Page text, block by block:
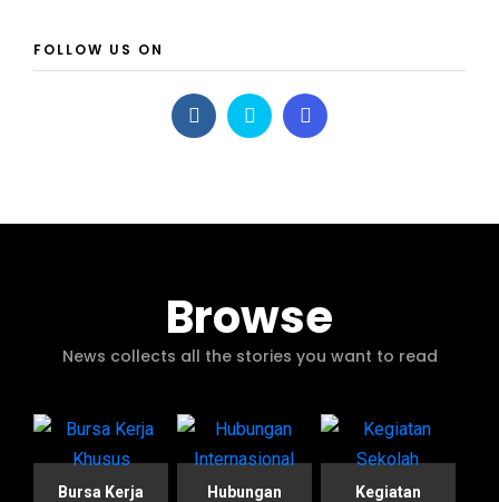
FOLLOW US ON
Browse
News collects all the stories you want to read
Bursa Kerja
Hubungan
Kegiatan